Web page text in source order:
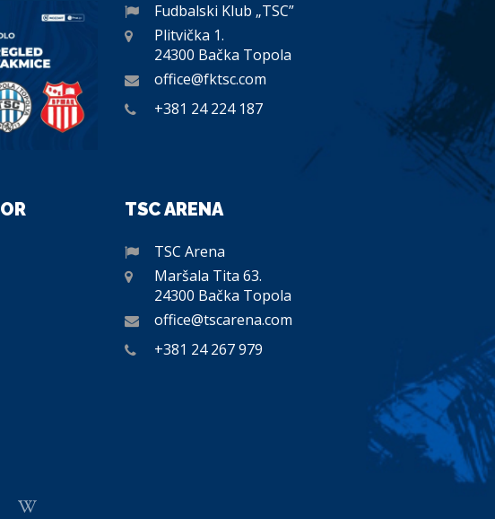
Fudbalski Klub „TSC”
Plitvička 1.
24300 Bačka Topola
office@fktsc.com
+381 24 224 187
TSC ARENA
TSC Arena
Maršala Tita 63.
24300 Bačka Topola
office@tscarena.com
+381 24 267 979